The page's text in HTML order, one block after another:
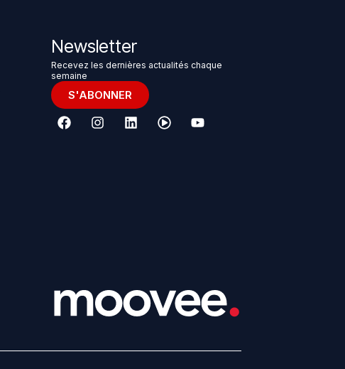
Newsletter
Recevez les dernières actualités chaque
semaine
S'ABONNER